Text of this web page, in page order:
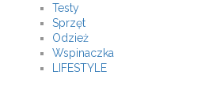
Testy
Sprzęt
Odzież
Wspinaczka
LIFESTYLE